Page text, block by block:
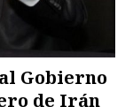
Gobierno
de Irán